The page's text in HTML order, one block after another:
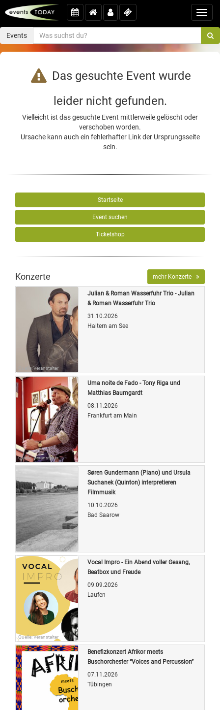
Events
Das gesuchte Event wurde
leider nicht gefunden.
Vielleicht ist das gesuchte Event mittlerweile gelöscht oder
verschoben worden.
Ursache kann auch ein fehlerhafter Link der Ursprungsseite
sein.
Startseite
Event suchen
Ticketshop
Konzerte mehr Konzerte
Quelle: Veranstalter
Julian & Roman Wasserfuhr Trio - Julian
& Roman Wasserfuhr Trio
31.10.2026
Haltern am See
Quelle: Veranstalter
Uma noite de Fado - Tony Riga und
Matthias Baumgardt
08.11.2026
Frankfurt am Main
Quelle: Veranstalter
Søren Gundermann (Piano) und Ursula
Suchanek (Quinton) interpretieren
Filmmusik
10.10.2026
Bad Saarow
Quelle: Veranstalter
Vocal Impro - Ein Abend voller Gesang,
Beatbox und Freude
09.09.2026
Laufen
Benefizkonzert Afrikor meets
Buschorchester “Voices and Percussion”
07.11.2026
Tübingen